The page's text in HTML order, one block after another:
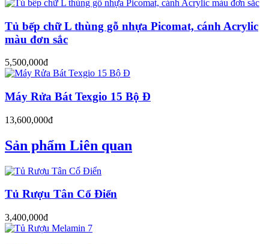
Tủ bếp chữ L thùng gỗ nhựa Picomat, cánh Acrylic
màu đơn sắc
5,500,000đ
Máy Rửa Bát Texgio 15 Bộ Đ
13,600,000đ
Sản phẩm Liên quan
Tủ Rượu Tân Cổ Điển
3,400,000đ